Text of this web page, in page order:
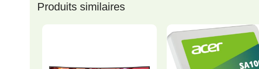
Produits similaires